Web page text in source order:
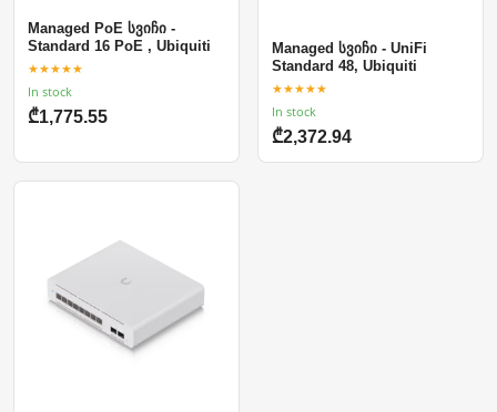
Managed PoE სვიჩი -
Standard 16 PoE , Ubiquiti
★★★★★
In stock
₾1,775.55
Managed სვიჩი - UniFi
Standard 48, Ubiquiti
★★★★★
In stock
₾2,372.94